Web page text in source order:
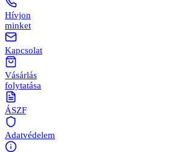
Hívjon
minket
Kapcsolat
Vásárlás
folytatása
ÁSZF
Adatvédelem